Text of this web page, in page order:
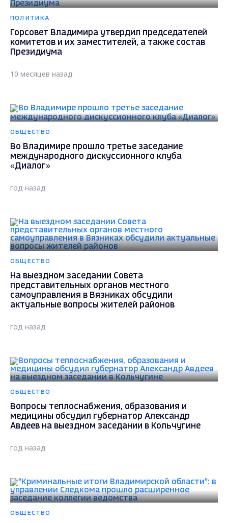
ПОЛИТИКА
Горсовет Владимира утвердил председателей
комитетов и их заместителей, а также состав
Президиума
10 месяцев назад
ОБЩЕСТВО
Во Владимире прошло третье заседание
международного дискуссионного клуба
«Диалог»
год назад
ОБЩЕСТВО
На выездном заседании Совета
представительных органов местного
самоуправления в Вязниках обсудили
актуальные вопросы жителей районов
год назад
ОБЩЕСТВО
Вопросы теплоснабжения, образования и
медицины обсудил губернатор Александр
Авдеев на выездном заседании в Кольчугине
год назад
ОБЩЕСТВО